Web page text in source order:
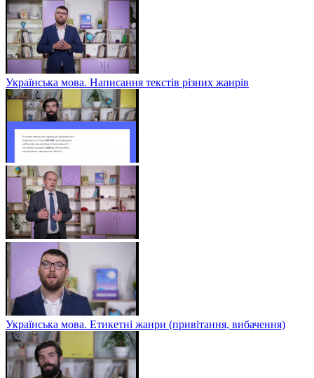
Українська мова. Написання текстів різних жанрів
Українська мова. Етикетні жанри (привітання, вибачення)